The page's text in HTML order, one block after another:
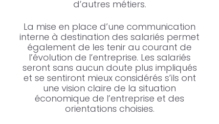
d’autres métiers.
La mise en place d’une communication
interne à destination des salariés permet
également de les tenir au courant de
l’évolution de l’entreprise. Les salariés
seront sans aucun doute plus impliqués
et se sentiront mieux considérés s’ils ont
une vision claire de la situation
économique de l’entreprise et des
orientations choisies.